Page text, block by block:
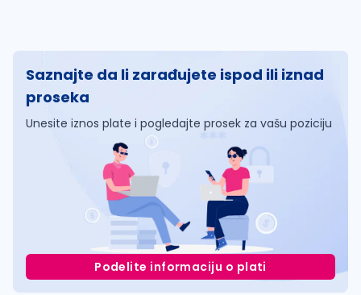
Saznajte da li zarađujete ispod ili iznad
proseka
Unesite iznos plate i pogledajte prosek za vašu poziciju
Podelite informaciju o plati